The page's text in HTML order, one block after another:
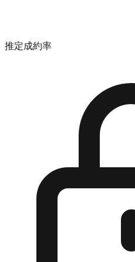
推定成約率